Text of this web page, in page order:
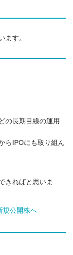
ます。
の長期目線の運用
らIPOにも取り組ん
きればと思いま